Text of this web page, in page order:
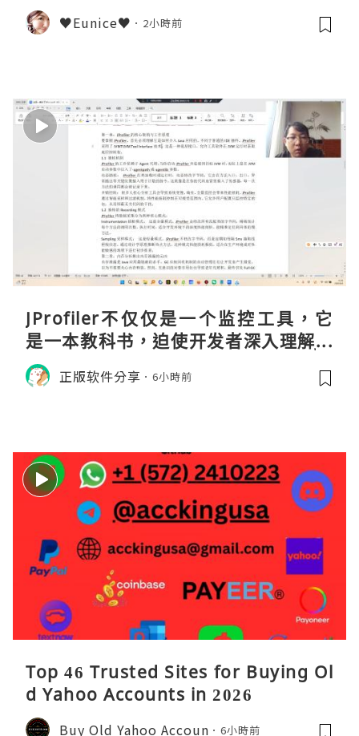
♥Eunice♥ 2小時前
JProfiler不仅仅是一个监控工具，它
是一本教科书，迫使开发者深入理解JV
M的内存模型、垃圾回收机制和并发原
理。通过直观的可视化数据，它将抽象
正版软件分享 6小時前
Top 46 Trusted Sites for Buying Ol
d Yahoo Accounts in 2026
Buy Old Yahoo Accoun 6小時前